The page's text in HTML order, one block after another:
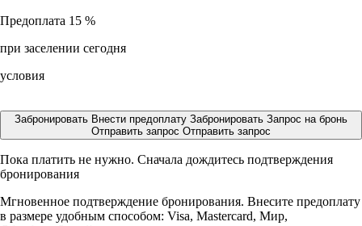
Предоплата 15 %
при заселении сегодня
условия
Забронировать Внести предоплату Забронировать Запрос на бронь
Отправить запрос Отправить запрос
Пока платить не нужно. Сначала дождитесь подтверждения
бронирования
Мгновенное подтверждение бронирования. Внесите предоплату
в размере удобным способом: Visa, Mastercard, Мир,